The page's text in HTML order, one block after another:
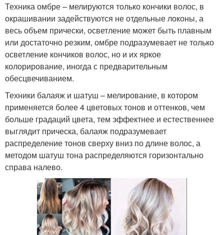
Техника омбре – мелируются только кончики волос, в
окрашивании задействуются не отдельные локоны, а
весь объем прически, осветление может быть плавным
или достаточно резким, омбре подразумевает не только
осветление кончиков волос, но и их яркое
колорирование, иногда с предварительным
обесцвечиванием.
Техники балаяж и шатуш – мелирование, в котором
применяется более 4 цветовых тонов и оттенков, чем
больше градаций цвета, тем эффектнее и естественнее
выглядит прическа, балаяж подразумевает
распределение тонов сверху вниз по длине волос, а
методом шатуш тона распределяются горизонтально
справа налево.